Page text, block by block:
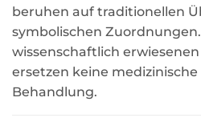
beruhen auf traditionellen
symbolischen
wissenschaftlich
ersetzen keine
Behandlung.